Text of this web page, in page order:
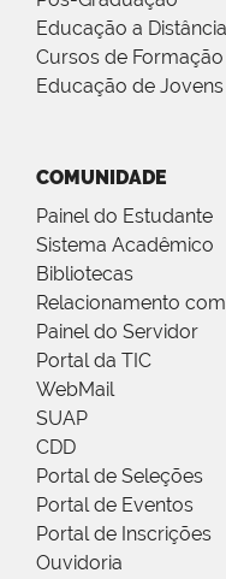
Educação a Distância
Cursos de
Educação de
COMUNIDADE
Painel do Estudante
Sistema Acadêmico
Bibliotecas
Relacionamento
Painel do Servidor
Portal da TIC
WebMail
SUAP
CDD
Portal de Seleções
Portal de Eventos
Portal de Inscrições
Ouvidoria